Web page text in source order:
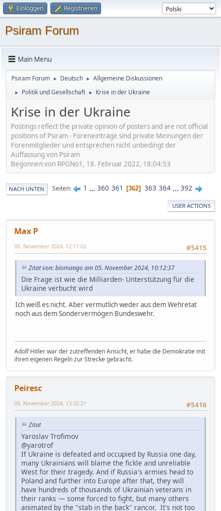
Einloggen Registrieren
Psiram Forum
Main Menu
Psiram Forum ► Deutsch ► Allgemeine Diskussionen
► Politik und Gesellschaft ► Krise in der Ukraine
Krise in der Ukraine
Postings reflect the private opinion of posters and are not official
positions of Psiram - Foreneinträge sind private Meinungen der
Forenmitglieder und entsprechen nicht unbedingt der
Auffassung von Psiram
Begonnen von RPGNo1, 18. Februar 2022, 18:04:53
NACH UNTEN Seiten 1 ... 360 361 362 363 364 ... 392
USER ACTIONS
Max P
#5415
05. November 2024, 12:11:02
Zitat von: biomango am 05. November 2024, 10:12:37
Die Frage ist wie die Milliarden- Unterstützung für die
Ukraine verbucht wird
Ich weiß es nicht. Aber vermutlich weder aus dem Wehretat
noch aus dem Sondervermögen Bundeswehr.
Adolf Hitler war der zutreffenden Ansicht, er habe die Demokratie mit
ihren eigenen Regeln zur Strecke gebracht.
Peiresc
#5416
05. November 2024, 13:32:21
Zitat
Yaroslav Trofimov
@yarotrof
If Ukraine is defeated and occupied by Russia one day,
many Ukrainians will blame the fickle and unreliable
West for their tragedy. And if Russia's armies head to
Poland and further into Europe after that, they will
have hundreds of thousands of Ukrainian veterans in
their ranks — some forced to fight, but many others
animated by the "stab in the back" rancor. It's not too